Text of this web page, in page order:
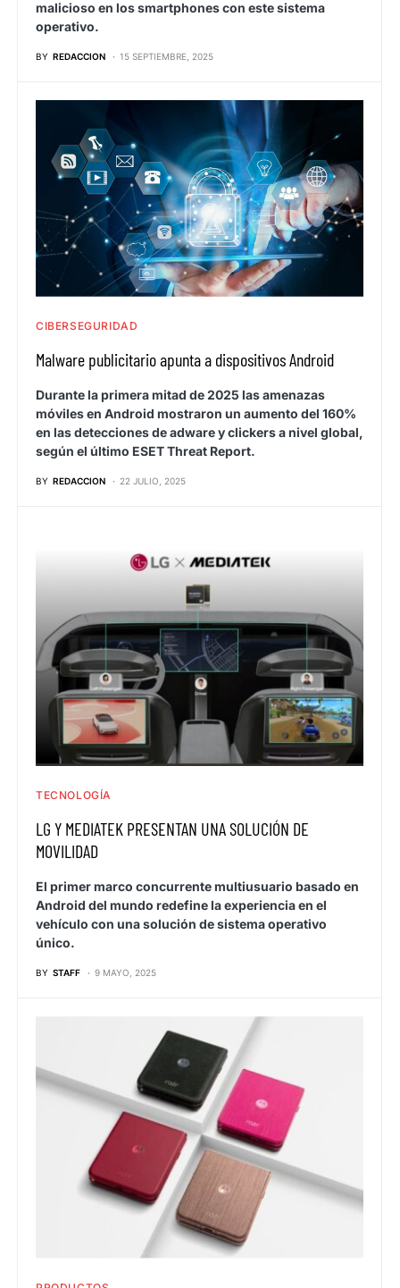
malicioso en los smartphones con este sistema
operativo.
BY REDACCION 15 SEPTIEMBRE, 2025
CIBERSEGURIDAD
Malware publicitario apunta a dispositivos Android
Durante la primera mitad de 2025 las amenazas
móviles en Android mostraron un aumento del 160%
en las detecciones de adware y clickers a nivel global,
según el último ESET Threat Report.
BY REDACCION 22 JULIO, 2025
TECNOLOGÍA
LG Y MEDIATEK PRESENTAN UNA SOLUCIÓN DE
MOVILIDAD
El primer marco concurrente multiusuario basado en
Android del mundo redefine la experiencia en el
vehículo con una solución de sistema operativo
único.
BY STAFF 9 MAYO, 2025